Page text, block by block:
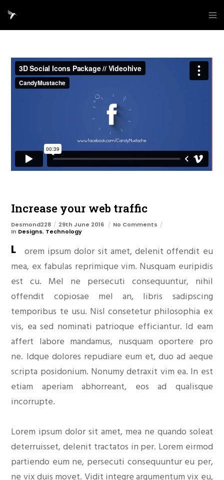
Increase your web traffic
Desmond228 29th June 2016
No Comments
In Designs, Technology
L
orem ipsum dolor sit amet, delenit offendit eu
mea, ex fabulas reprimique vim. Nusquam euripidis
est cu. Mel ne persecuti consequuntur, nihil
offendit copiosae mel an, libris sadipscing
temporibus te usu. Nisl consetetur philosophia ex
vis, ea sed nominati patrioque efficiantur. Id eam
affert labore mandamus, nusquam oportere pro
ne. Idque dolores repudiare eum et, duo ad aeque
scripta posidonium. Nonumy detraxit vim ea. In est
etiam aperiam abhorreant, eos ad qualisque
incorrupte.
Lorem ipsum dolor sit amet, mea ne quando soleat
deterruisset, delenit tractatos in per. Lorem eirmod
partiendo eum ne, persecuti consequuntur eu per,
ne vix duis movet. Vidit integre argumentum vix eu,